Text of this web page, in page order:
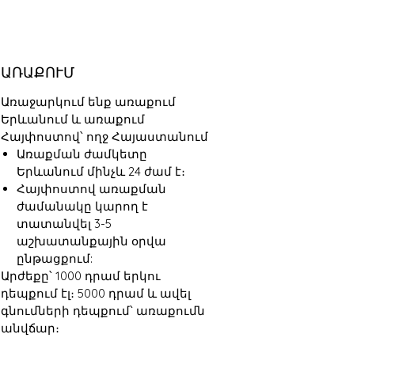
ԱՌԱՔՈՒՄ
Առաջարկում ենք առաքում
Երևանում և առաքում
Հայփոստով՝ ողջ Հայաստանում
Առաքման ժամկետը
Երևանում մինչև 24 ժամ է։
Հայփոստով առաքման
ժամանակը կարող է
տատանվել 3-5
աշխատանքային օրվա
ընթացքում:
Արժեքը՝ 1000 դրամ երկու
դեպքում էլ։ 5000 դրամ և ավել
գնումների դեպքում՝ առաքումն
անվճար։